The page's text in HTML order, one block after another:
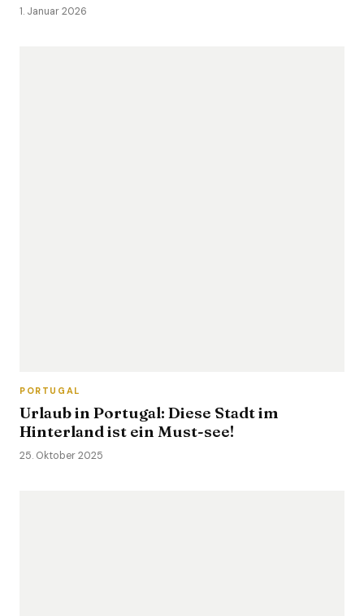
1. Januar 2026
PORTUGAL
Urlaub in Portugal: Diese Stadt im
Hinterland ist ein Must-see!
25. Oktober 2025